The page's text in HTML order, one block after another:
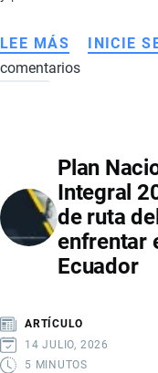
LEE MÁS SOBRE
REFORMA
ECUADOR:
EMPLEO
Y
INICIE
comentarios
Plan
Integral
de ruta
enfrentar
Ecuador
ARTÍCULO
14 JULIO, 2026
5 MINUTOS